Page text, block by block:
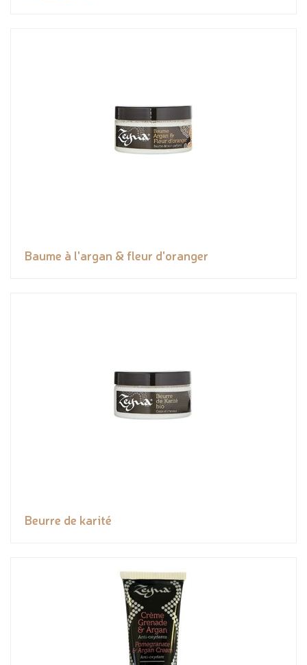
Baume à l'argan & fleur d'oranger
Beurre de karité